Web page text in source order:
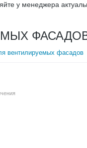
у менеджера
ФАСАДОВ
вентилируемых фасадов